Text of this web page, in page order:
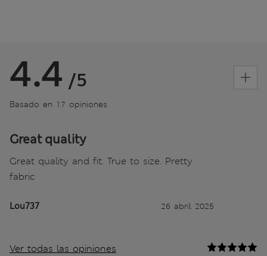
4.4 /5
Basado en 17 opiniones
Great quality
Great quality and fit. True to size. Pretty
fabric
Lou737 26 abril 2025
Ver todas las opiniones